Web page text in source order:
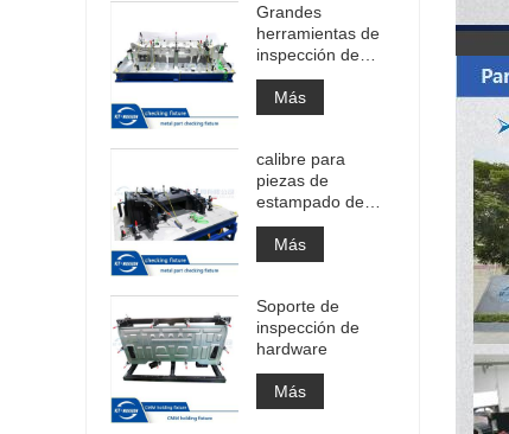
Grandes
herramientas de
inspección de
hardware
Más
calibre para
piezas de
estampado de
ensamblaje
Más
Soporte de
inspección de
hardware
Más